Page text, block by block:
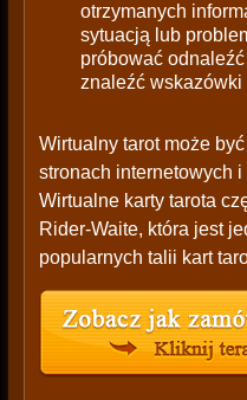
otrzymanych
sytuacją lub
próbować
znaleźć wskazówki
Wirtualny tarot może
stronach internetowych
Wirtualne karty tarota
Rider-Waite, która jest
popularnych talii kart